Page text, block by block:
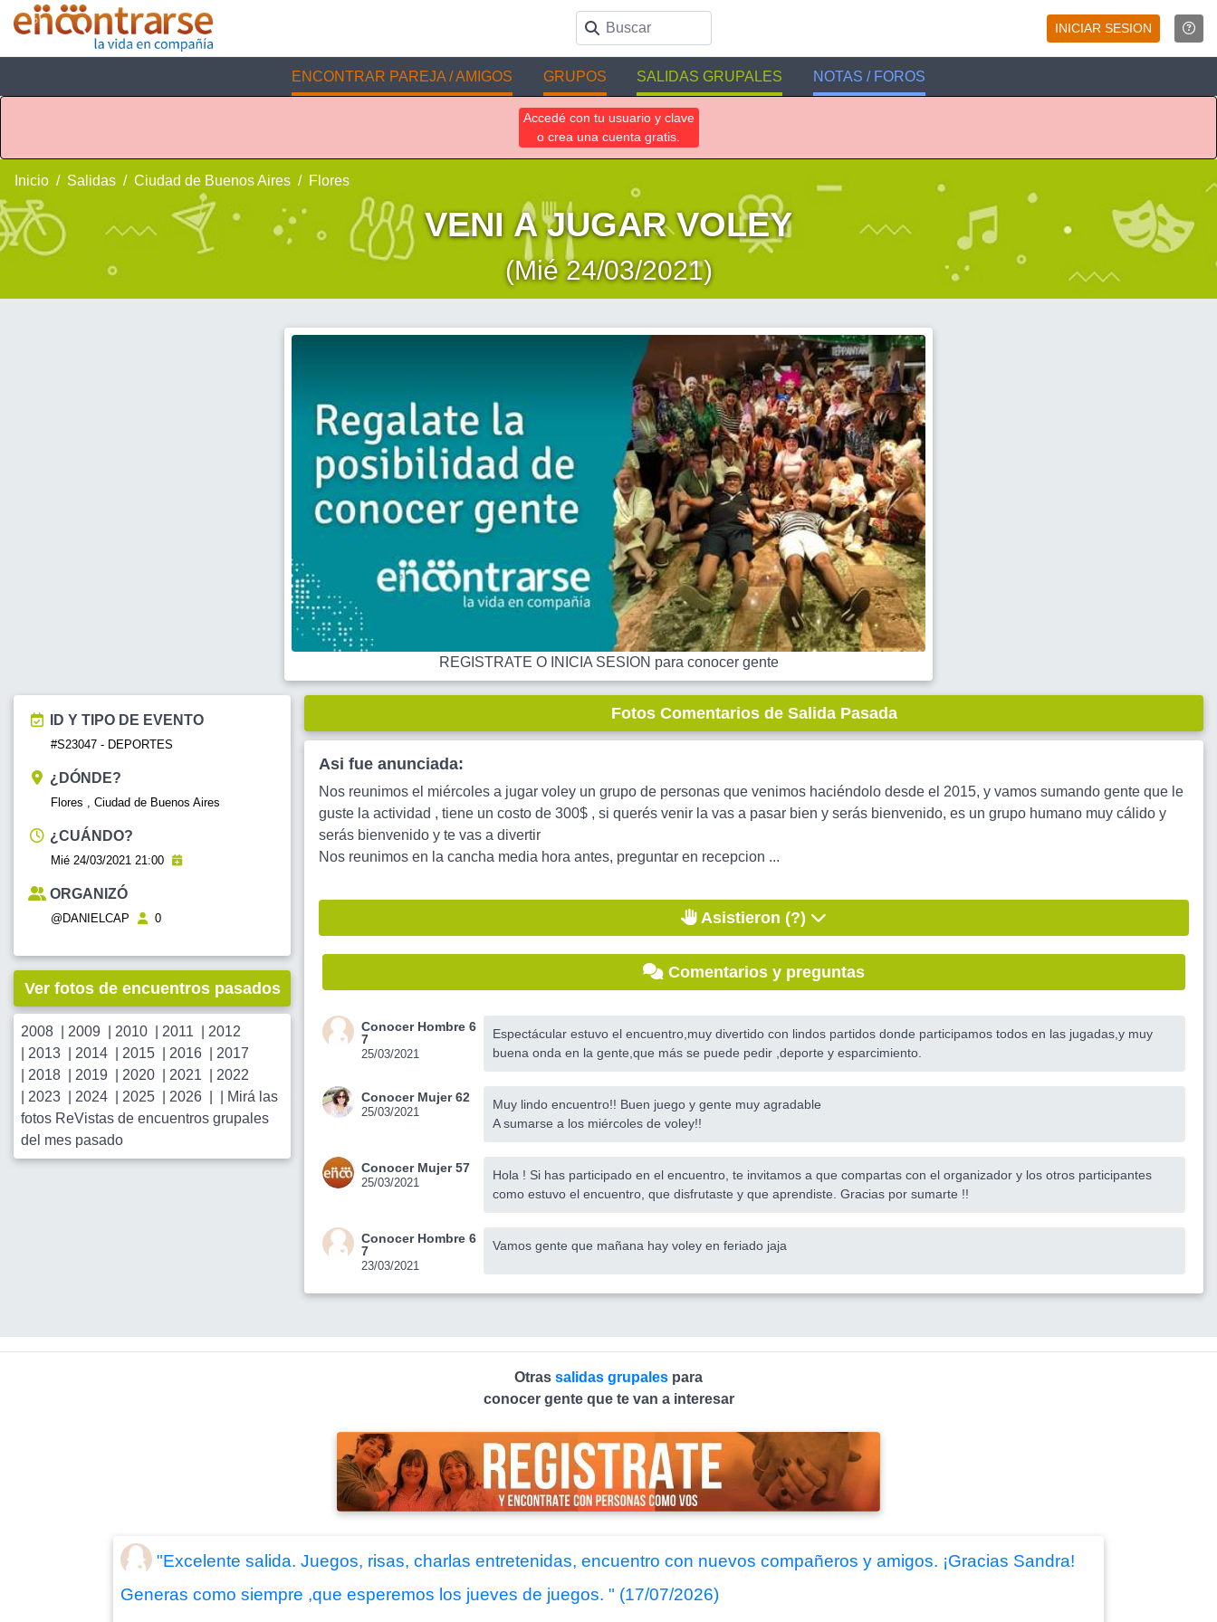
INICIAR SESION
ENCONTRAR PAREJA / AMIGOS GRUPOS SALIDAS GRUPALES NOTAS / FOROS
Accedé con tu usuario y clave
o crea una cuenta gratis.
Inicio Salidas Ciudad de Buenos Aires Flores
VENI A JUGAR VOLEY
(Mié 24/03/2021)
REGISTRATE O INICIA SESION para conocer gente
ID Y TIPO DE EVENTO
#S23047 - DEPORTES
¿DÓNDE?
Flores , Ciudad de Buenos Aires
¿CUÁNDO?
Mié 24/03/2021 21:00
ORGANIZÓ
@DANIELCAP 0
Ver fotos de encuentros pasados
2008 2009 2010 2011
2012
2013 2014 2015 2016
2017
2018 2019 2020 2021
2022
2023 2024 2025 2026
Mirá las
fotos ReVistas de encuentros grupales
del mes pasado
Fotos Comentarios de Salida Pasada
Asi fue anunciada:
Nos reunimos el miércoles a jugar voley un grupo de personas que venimos haciéndolo desde el 2015, y vamos sumando gente que le
guste la actividad , tiene un costo de 300$ , si querés venir la vas a pasar bien y serás bienvenido, es un grupo humano muy cálido y
serás bienvenido y te vas a divertir
Nos reunimos en la cancha media hora antes, preguntar en recepcion ...
Asistieron (?)
Comentarios y preguntas
Conocer Hombre 6
7
25/03/2021
Espectácular estuvo el encuentro,muy divertido con lindos partidos donde participamos todos en las jugadas,y muy
buena onda en la gente,que más se puede pedir ,deporte y esparcimiento.
Conocer Mujer 62
25/03/2021
Muy lindo encuentro!! Buen juego y gente muy agradable
A sumarse a los miércoles de voley!!
Conocer Mujer 57
25/03/2021
Hola ! Si has participado en el encuentro, te invitamos a que compartas con el organizador y los otros participantes
como estuvo el encuentro, que disfrutaste y que aprendiste. Gracias por sumarte !!
Conocer Hombre 6
7
23/03/2021
Vamos gente que mañana hay voley en feriado jaja
Otras salidas grupales para
conocer gente que te van a interesar
"Excelente salida. Juegos, risas, charlas entretenidas, encuentro con nuevos compañeros y amigos. ¡Gracias Sandra!
Generas como siempre ,que esperemos los jueves de juegos. " (17/07/2026)